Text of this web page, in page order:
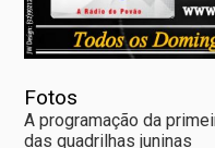
Fotos
A programação da
das quadrilhas juninas